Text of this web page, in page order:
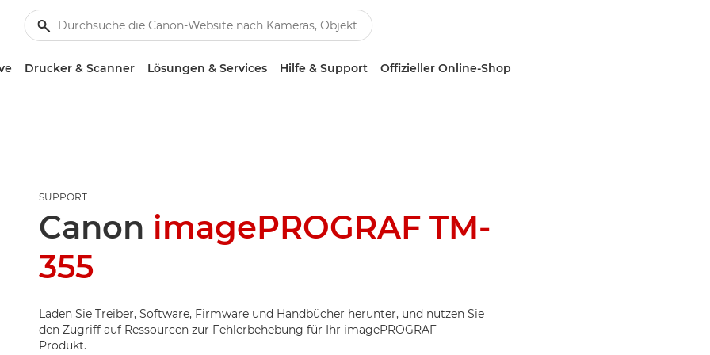
Drucker & Scanner Lösungen & Services Hilfe & Support Offizieller Online-Shop
SUPPORT
Canon imagePROGRAF TM-
355
Laden Sie Treiber, Software, Firmware und Handbücher herunter, und nutzen Sie
den Zugriff auf Ressourcen zur Fehlerbehebung für Ihr imagePROGRAF-
Produkt.